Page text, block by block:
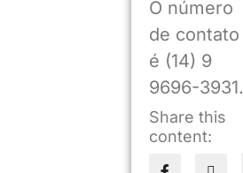
O número
de contato
é (14) 9
9696-3931.
Share this
content: